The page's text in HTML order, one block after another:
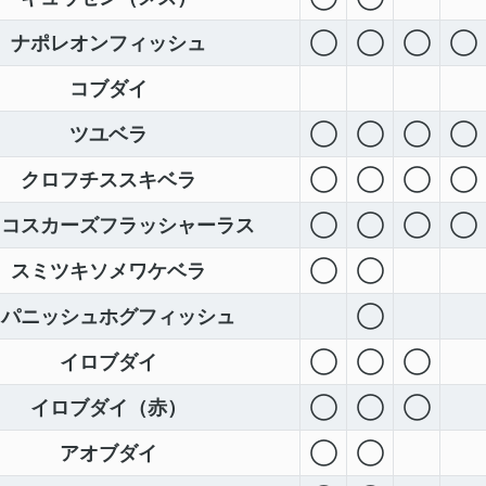
ナポレオンフィッシュ
◯ ◯ ◯
◯
コブダイ
ツユベラ
◯ ◯ ◯
◯
クロフチススキベラ
◯ ◯ ◯
◯
スカーズフラッシャーラス
◯ ◯ ◯
◯
スミツキソメワケベラ
◯
◯
ニッシュホグフィッシュ
◯
イロブダイ
◯ ◯
◯
イロブダイ（赤）
◯ ◯
◯
アオブダイ
◯ ◯